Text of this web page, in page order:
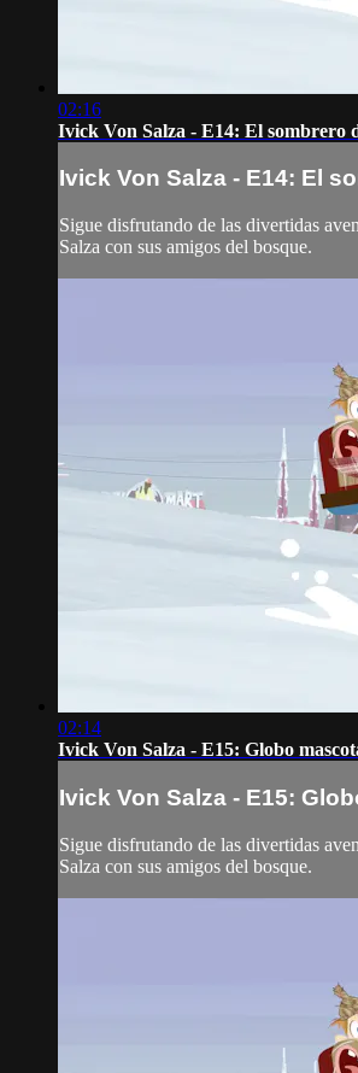
02:16
Ivick Von Salza - E14: El sombrero
Ivick Von Salza - E14: El
Sigue disfrutando de las divertidas
Salza con sus amigos del bosque.
02:14
Ivick Von Salza - E15: Globo
Ivick Von Salza - E15:
Sigue disfrutando de las divertidas
Salza con sus amigos del bosque.